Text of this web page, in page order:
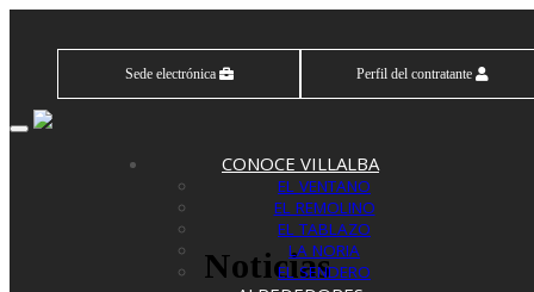
Sede electrónica Perfil del contratante
Toggle
CONOCE VILLALBA
EL VENTANO
EL REMOLINO
EL TABLAZO
LA NORIA
EL SENDERO
Noticias